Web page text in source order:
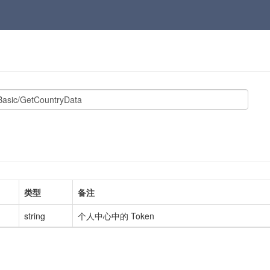
类型
备注
string
个人中心中的 Token